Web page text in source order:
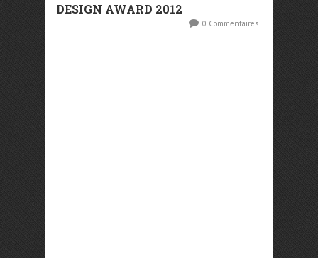
DESIGN AWARD 2012
0 Commentaires